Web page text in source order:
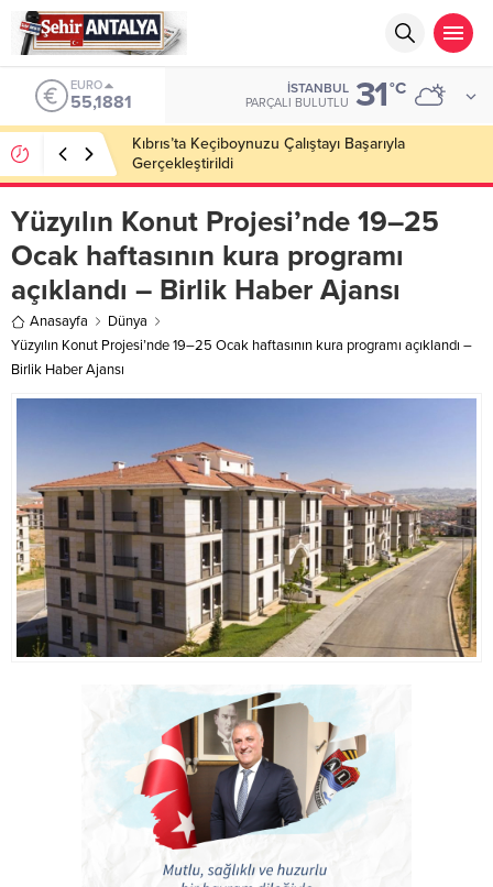
ALTIN
6.660,55
İSTANBUL
PARÇALI BULUTLU 31°C
LGS’de 500 Tam Puan, YKS’de İlk 1000 Başarısı:
Doğru Cevap Eğitim Kurumları Zirvede
Yüzyılın Konut Projesi’nde 19–25
Ocak haftasının kura programı
açıklandı – Birlik Haber Ajansı
Anasayfa
Dünya
Yüzyılın Konut Projesi’nde 19–25 Ocak haftasının kura programı açıklandı –
Birlik Haber Ajansı